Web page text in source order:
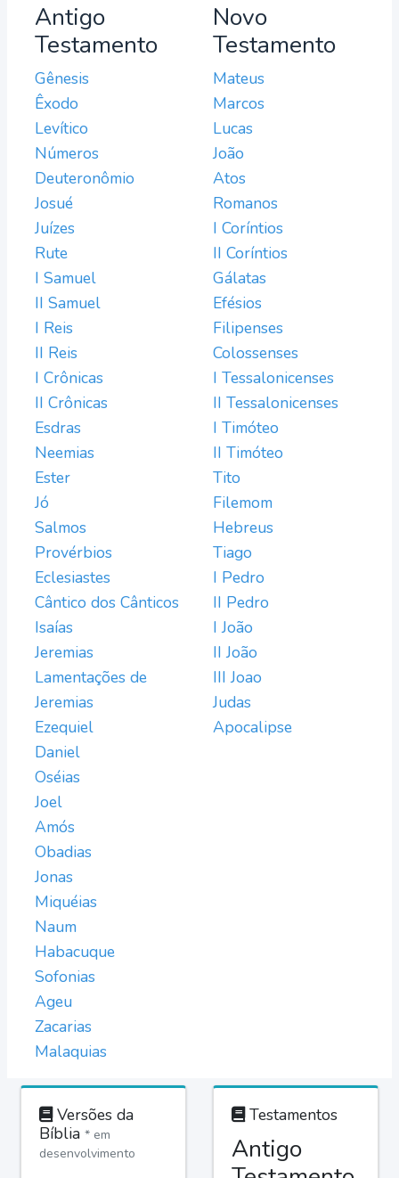
Antigo
Testamento
Gênesis
Êxodo
Levítico
Números
Deuteronômio
Josué
Juízes
Rute
I Samuel
II Samuel
I Reis
II Reis
I Crônicas
II Crônicas
Esdras
Neemias
Ester
Jó
Salmos
Provérbios
Eclesiastes
Cântico dos Cânticos
Isaías
Jeremias
Lamentações de
Jeremias
Ezequiel
Daniel
Oséias
Joel
Amós
Obadias
Jonas
Miquéias
Naum
Habacuque
Sofonias
Ageu
Zacarias
Malaquias
Novo
Testamento
Mateus
Marcos
Lucas
João
Atos
Romanos
I Coríntios
II Coríntios
Gálatas
Efésios
Filipenses
Colossenses
I Tessalonicenses
II Tessalonicenses
I Timóteo
II Timóteo
Tito
Filemom
Hebreus
Tiago
I Pedro
II Pedro
I João
II João
III Joao
Judas
Apocalipse
Versões da
Bíblia * em
desenvolvimento
Testamentos
Antigo